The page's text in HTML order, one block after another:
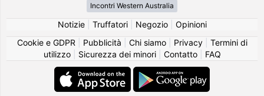
Incontri Western Australia
Notizie| Truffatori| Negozio| Opinioni
Cookie e GDPR
Pubblicità Chi siamo| Privacy| Termini di
utilizzo| Sicurezza dei minori| Contatto| FAQ